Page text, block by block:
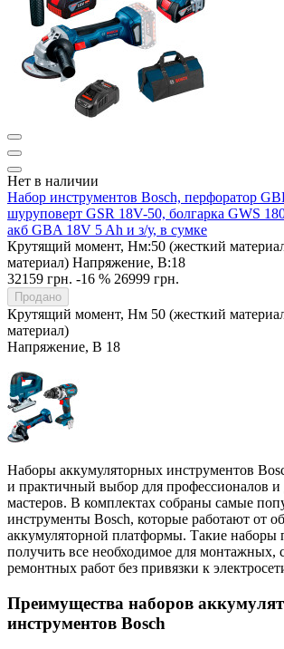
Нет в наличии
Набор инструментов Bosch, перфоратор
шуруповерт GSR 18V-50, болгарка GWS
акб GBA 18V 5 Ah и з/у, в сумке
Крутящий момент, Нм:50 (жесткий
материал) Напряжение, В:18
32159 грн. -16 % 26999 грн.
Продано
Крутящий момент, Нм 50 (жесткий
материал)
Напряжение, В 18
Наборы аккумуляторных инструментов
и практичный выбор для профессионалов
мастеров. В комплектах собраны самые
инструменты Bosch, которые работают от
аккумуляторной платформы. Такие наборы
получить все необходимое для монтажных,
ремонтных работ без привязки к
Преимущества наборов
инструментов Bosch